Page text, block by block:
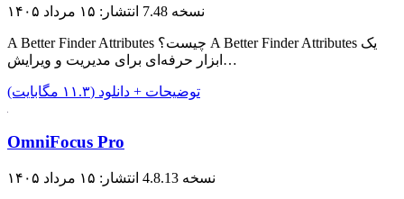
نسخه 7.48 انتشار: ۱۵ مرداد ۱۴۰۵
A Better Finder Attributes چیست؟ A Better Finder Attributes یک
ابزار حرفه‌ای برای مدیریت و ویرایش…
توضیحات + دانلود (۱۱.۳ مگابایت)
OmniFocus Pro
نسخه 4.8.13 انتشار: ۱۵ مرداد ۱۴۰۵